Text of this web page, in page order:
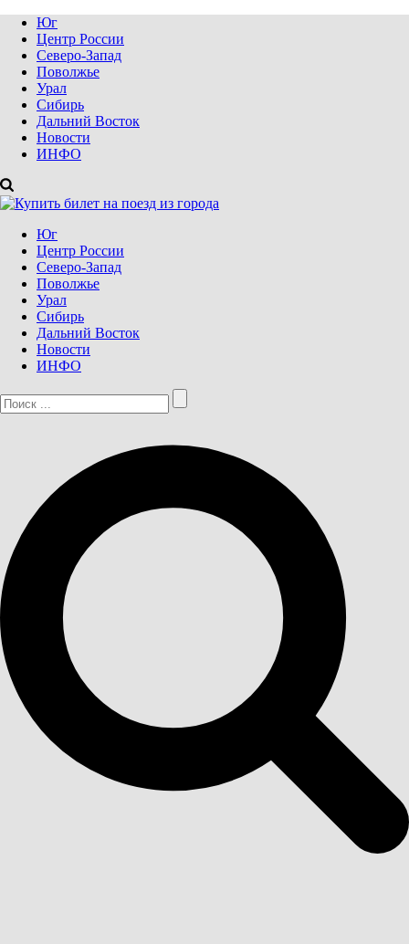
Юг
Центр России
Северо-Запад
Поволжье
Урал
Сибирь
Дальний Восток
Новости
ИНФО
Юг
Центр России
Северо-Запад
Поволжье
Урал
Сибирь
Дальний Восток
Новости
ИНФО